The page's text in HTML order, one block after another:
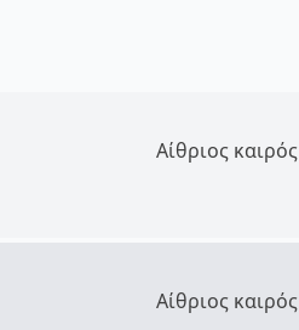
Αίθριος καιρός
Αίθριος καιρός